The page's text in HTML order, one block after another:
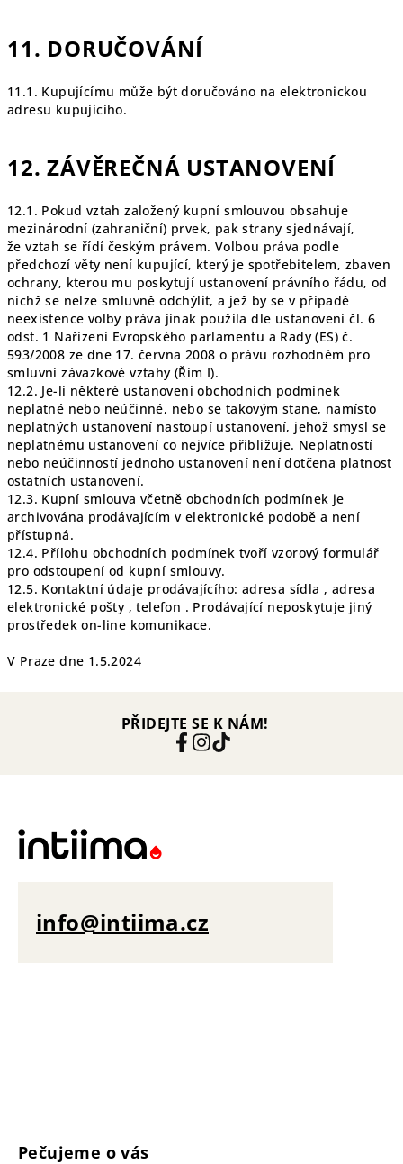
11. DORUČOVÁNÍ
11.1. Kupujícímu může být doručováno na elektronickou
adresu kupujícího.
12. ZÁVĚREČNÁ USTANOVENÍ
12.1. Pokud vztah založený kupní smlouvou obsahuje
mezinárodní (zahraniční) prvek, pak strany sjednávají,
že vztah se řídí českým právem. Volbou práva podle
předchozí věty není kupující, který je spotřebitelem, zbaven
ochrany, kterou mu poskytují ustanovení právního řádu, od
nichž se nelze smluvně odchýlit, a jež by se v případě
neexistence volby práva jinak použila dle ustanovení čl. 6
odst. 1 Nařízení Evropského parlamentu a Rady (ES) č.
593/2008 ze dne 17. června 2008 o právu rozhodném pro
smluvní závazkové vztahy (Řím I).
12.2. Je-li některé ustanovení obchodních podmínek
neplatné nebo neúčinné, nebo se takovým stane, namísto
neplatných ustanovení nastoupí ustanovení, jehož smysl se
neplatnému ustanovení co nejvíce přibližuje. Neplatností
nebo neúčinností jednoho ustanovení není dotčena platnost
ostatních ustanovení.
12.3. Kupní smlouva včetně obchodních podmínek je
archivována prodávajícím v elektronické podobě a není
přístupná.
12.4. Přílohu obchodních podmínek tvoří vzorový formulář
pro odstoupení od kupní smlouvy.
12.5. Kontaktní údaje prodávajícího: adresa sídla , adresa
elektronické pošty , telefon . Prodávající neposkytuje jiný
prostředek on-line komunikace.
V Praze dne 1.5.2024
PŘIDEJTE SE K NÁM!
info@intiima.cz
Pečujeme o vás